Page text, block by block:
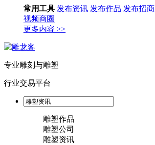
常用工具 发布资讯 发布作品 发布招商
视频商圈
更多内容 >>
专业雕刻与雕塑
行业交易平台
雕塑作品
雕塑公司
雕塑资讯